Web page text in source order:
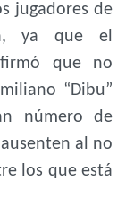
jugadores de
ya que el
que no
“Dibu”
número de
al no
los que está